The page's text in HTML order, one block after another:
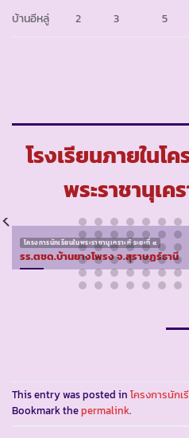
บ้านอีหลู่ 2 3 5
โรงเรียนภายในโ
พระราชานุเค
โครงการนักเรียนในพระราชานุเคราะห์ ระยะที่ ๔
รร.ตชด.บ้านยางโพรง จ.สุราษฏร์ธานี
This entry was posted in โครงการนักเ
Bookmark thepermalink.